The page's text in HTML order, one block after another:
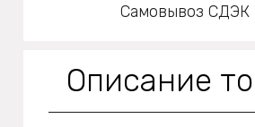
Самовывоз СДЭК
Описание